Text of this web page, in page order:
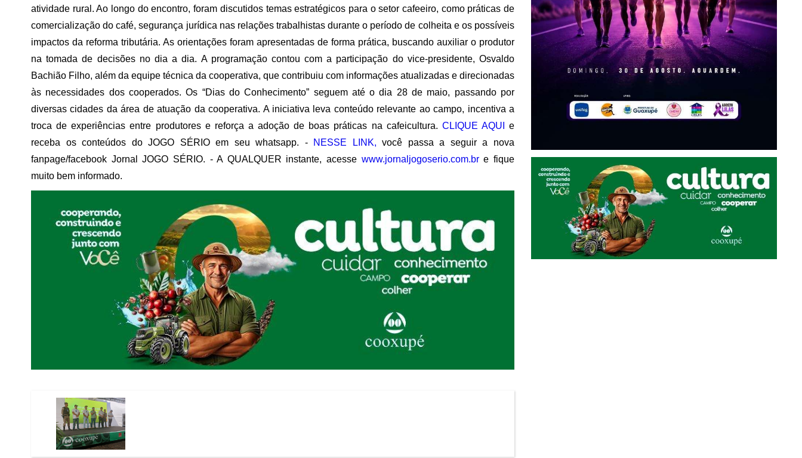
atividade rural. Ao longo do encontro, foram discutidos temas estratégicos para o setor cafeeiro, como práticas de
comercialização do café, segurança jurídica nas relações trabalhistas durante o período de colheita e os possíveis
impactos da reforma tributária. As orientações foram apresentadas de forma prática, buscando auxiliar o produtor
na tomada de decisões no dia a dia. A programação contou com a participação do vice-presidente, Osvaldo
Bachião Filho, além da equipe técnica da cooperativa, que contribuiu com informações atualizadas e direcionadas
às necessidades dos cooperados. Os “Dias do Conhecimento” seguem até o dia 28 de maio, passando por
diversas cidades da área de atuação da cooperativa. A iniciativa leva conteúdo relevante ao campo, incentiva a
troca de experiências entre produtores e reforça a adoção de boas práticas na cafeicultura. CLIQUE AQUI
e
receba os conteúdos do JOGO SÉRIO em seu whatsapp. -
NESSE LINK, você passa a seguir a nova
fanpage/facebook Jornal JOGO SÉRIO. - A QUALQUER instante, acesse www.jornaljogoserio.com.bre fique
muito bem informado.